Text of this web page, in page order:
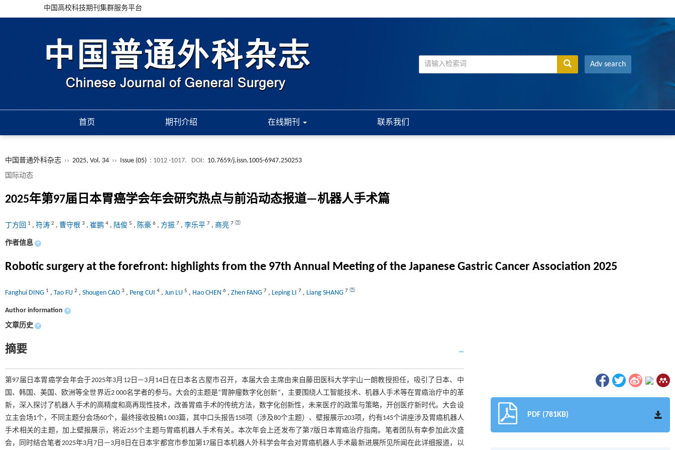
中国高校科技期刊集群服务平台
Adv search
首页 期刊介绍 在线期刊 联系我们
中国普通外科杂志 ›› 2025, Vol. 34 ›› Issue (05) : 1012 -1017. DOI: 10.7659/j.issn.1005-6947.250253
国际动态
2025年第97届日本胃癌学会年会研究热点与前沿动态报道—机器人手术篇
丁方回 1 , 符涛 2 , 曹守根 3 , 崔鹏 4 , 陆俊 5 , 陈豪 6 , 方振 7 , 李乐平 7 , 商亮 7
作者信息 +
Robotic surgery at the forefront: highlights from the 97th Annual Meeting of the Japanese Gastric Cancer Association 2025
Fanghui DING 1 , Tao FU 2 , Shougen CAO 3 , Peng CUI 4 , Jun LU 5 , Hao CHEN 6 , Zhen FANG 7 , Leping LI 7 , Liang SHANG 7
Author information +
文章历史 +
摘要
第97届日本胃癌学会年会于2025年3月12日—3月14日在日本名古屋市召开，本届大会主席由来自藤田医科大学宇山一朗教授担任，吸引了日本、中
国、韩国、美国、欧洲等全世界近2 000名学者的参与。大会的主题是“胃肿瘤数字化创新”，主要围绕人工智能技术、机器人手术等在胃癌治疗中的革
新，深入探讨了机器人手术的高精度和高再现性技术，改善胃癌手术的传统方法，数字化创新性，未来医疗的政策与策略，开创医疗新时代。大会设
立主会场1个，不同主题分会场60个，最终接收投稿1 003篇，其中口头报告158项（涉及80个主题）、壁报展示203项，约有145个讲座涉及胃癌机器人
手术相关的主题，加上壁报展示，将近255个主题与胃癌机器人手术有关。本次年会上还发布了第7版日本胃癌治疗指南。笔者团队有幸参加此次盛
会，同时结合笔者2025年3月7日—3月8日在日本宇都宫市参加第17届日本机器人外科学会年会对胃癌机器人手术最新进展所见所闻在此详细报道，以
PDF (781KB)